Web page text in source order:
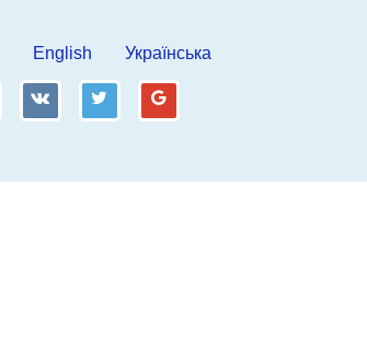
English Українська
vk tw gp